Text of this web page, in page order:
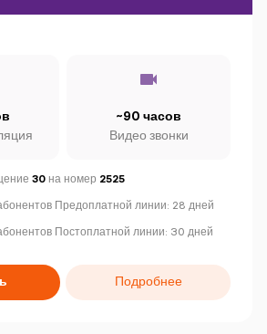
~90 часов
Видео звонки
30 на номер 2525
Предоплатной линии: 28 дней
Постоплатной линии: 30 дней
Подробнее